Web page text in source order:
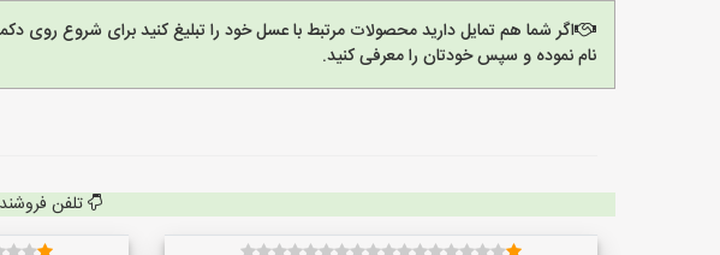
اگر شما هم تمایل دارید محصولات مرتبط با عسل خود را تبلیغ کنید برای شروع روی
نام نموده و سپس خودتان را معرفی کنید.
تلفن